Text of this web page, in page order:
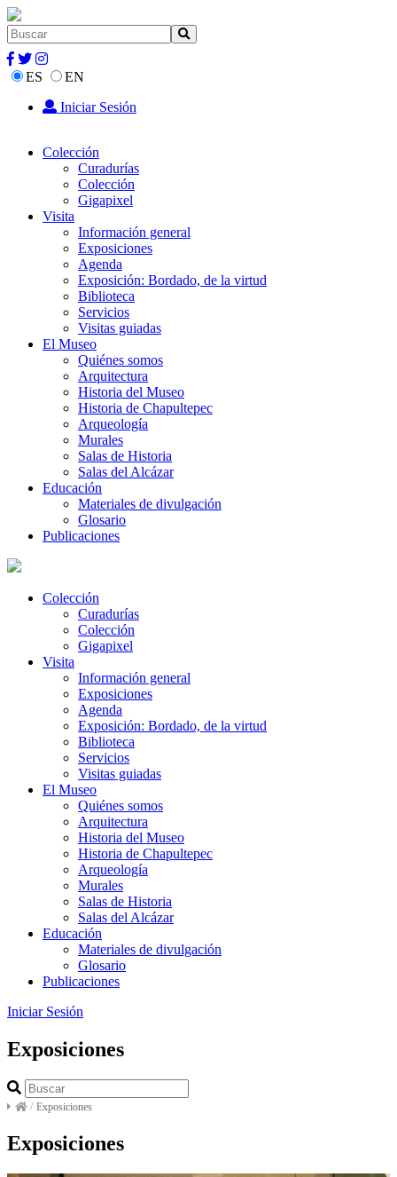
ES
EN
Iniciar Sesión
Colección
Curadurías
Colección
Gigapixel
Visita
Información general
Exposiciones
Agenda
Exposición: Bordado, de la virtud
Biblioteca
Servicios
Visitas guiadas
El Museo
Quiénes somos
Arquitectura
Historia del Museo
Historia de Chapultepec
Arqueología
Murales
Salas de Historia
Salas del Alcázar
Educación
Materiales de divulgación
Glosario
Publicaciones
Colección
Curadurías
Colección
Gigapixel
Visita
Información general
Exposiciones
Agenda
Exposición: Bordado, de la virtud
Biblioteca
Servicios
Visitas guiadas
El Museo
Quiénes somos
Arquitectura
Historia del Museo
Historia de Chapultepec
Arqueología
Murales
Salas de Historia
Salas del Alcázar
Educación
Materiales de divulgación
Glosario
Publicaciones
Iniciar Sesión
Exposiciones
/ Exposiciones
Exposiciones